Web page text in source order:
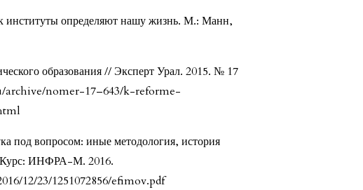
институты определяют нашу жизнь. М.: Манн,
образования // Эксперт Урал. 2015. № 17
archive/nomer-17–643/k-reforme-
под вопросом: иные методология, история
Курс: ИНФРА-М. 2016.
12/23/1251072856/efimov.pdf